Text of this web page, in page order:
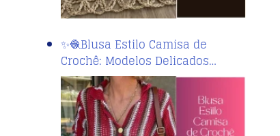
✨🧶Blusa Estilo Camisa de
Crochê: Modelos Delicados…